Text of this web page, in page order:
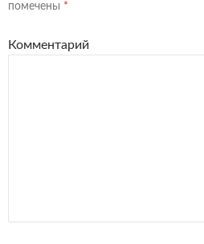
помечены *
Комментарий